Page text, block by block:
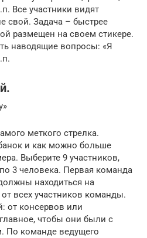
Все участники видят
свой. Задача – быстрее
размещен на своем стикере.
наводящие вопросы: «Я
меткого стрелка.
и как можно больше
Выберите 9 участников,
3 человека. Первая команда
находиться на
всех участников команды.
от консервов или
чтобы они были с
По команде ведущего